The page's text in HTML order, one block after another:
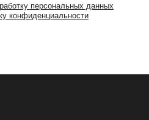
персональных данных
конфиденциальности